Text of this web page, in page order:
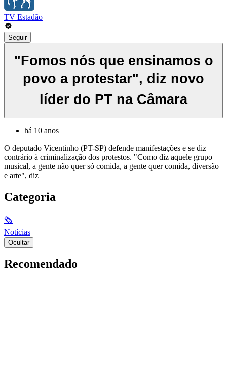
TV Estadão
Seguir
"Fomos nós que ensinamos o
povo a protestar", diz novo
líder do PT na Câmara
há 10 anos
O deputado Vicentinho (PT-SP) defende manifestações e se diz
contrário à criminalização dos protestos. "Como diz aquele grupo
musical, a gente não quer só comida, a gente quer comida, diversão
e arte", diz
Categoria
🗞
Notícias
Ocultar
Recomendado